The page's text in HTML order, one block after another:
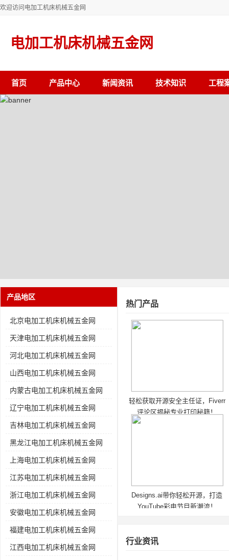
欢迎访问电加工机床机械五金网
电加工机床机械五金网
首页 产品中心 新闻资讯 技术知识 工程
产品地区
北京电加工机床机械五金网
天津电加工机床机械五金网
河北电加工机床机械五金网
山西电加工机床机械五金网
内蒙古电加工机床机械五金网
辽宁电加工机床机械五金网
吉林电加工机床机械五金网
黑龙江电加工机床机械五金网
上海电加工机床机械五金网
江苏电加工机床机械五金网
浙江电加工机床机械五金网
安徽电加工机床机械五金网
福建电加工机床机械五金网
江西电加工机床机械五金网
热门产品
轻松获取开源安全主任证，Fiverr
评论区揭秘专业打印秘籍！
Designs.ai带你轻松开源，打造
YouTube彩电节目新潮流！
行业资讯